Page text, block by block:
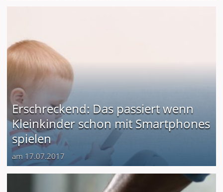
Erschreckend: Das passiert wenn
Kleinkinder schon mit Smartphones
spielen
am 17.07.2017